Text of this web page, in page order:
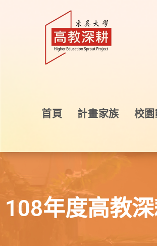
首頁 計畫家族 校
108年度高教